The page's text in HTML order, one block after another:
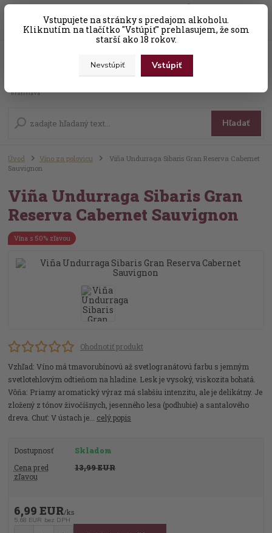
Vstupujete na stránky s predajom alkoholu.
Kliknutím na tlačítko "Vstúpiť" prehlasujem, že som
starší ako 18 rokov.
Nevstúpiť Vstúpiť
Hľadať
+421 (0) 31 56 25 377-8 za0,00 EUR
Úvod Víno za polovicu
Viña Undurraga Sibaris Gran Reserva Cabernet
Sauvignon
Viña Undurraga Sibaris Gran
Reserva Cabernet Sauvignon
Vína s 50% zľavou
Ohodnotiť produkt
Vzhľad: Víno má tmavorubínovú až svetlogranátovú farbu s jemným
svetlotehlovým odtieňom na hladine. Lesk je vysoký, viskozita bohatá.
Vôňa: Priamy aromatický výraz má slabšiu intenzitu, ale je delikátny. Je
zložený z tónov živočíšnych, jesenného lesa (podhubie) a santalového
dreva. Chuť: V ústach je... celý popis
Dostupnosť
Skladom
Cena pred
zľavou
13,99 EUR
6,99 EUR/ks
5,68 EUR bez DPH